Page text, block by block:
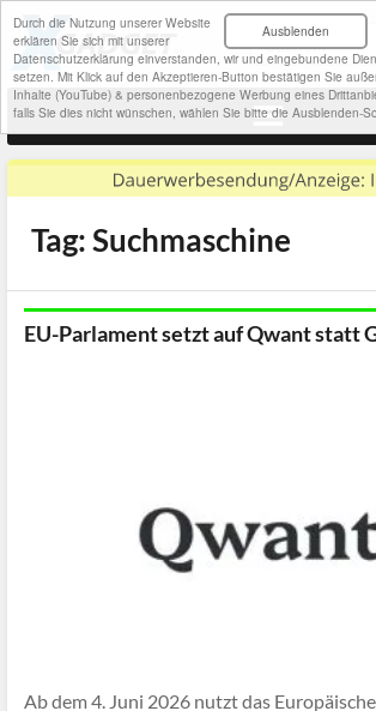
Ausblenden
Durch die Nutzung unserer Website
erklären Sie sich mit unserer
Datenschutzerklärung einverstanden, wir und eingebundene
setzen. Mit Klick auf den Akzeptieren-Button bestätigen Sie
Inhalte (YouTube) & personenbezogene Werbung eines
falls Sie dies nicht wünschen, wählen Sie bitte die Ausblenden-
Tag: Suchmaschine
EU-Parlament setzt auf Qwant statt
Ab dem 4. Juni 2026 nutzt das